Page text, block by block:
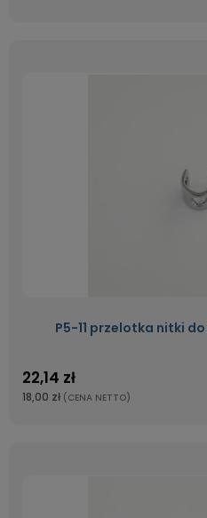
P5-11 przelotka nitki do
22,14 zł
18,00 zł (CENA NETTO)